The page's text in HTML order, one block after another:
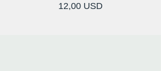
Cijena
12,00 USD